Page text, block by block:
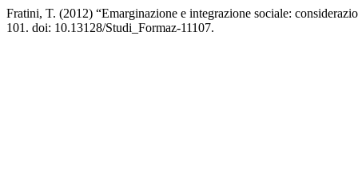
Fratini, T. (2012) “Emarginazione e integrazione sociale:
101. doi: 10.13128/Studi_Formaz-11107.